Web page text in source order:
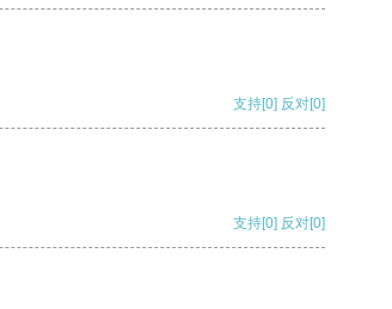
支持[0] 反对[0]
支持[0] 反对[0]